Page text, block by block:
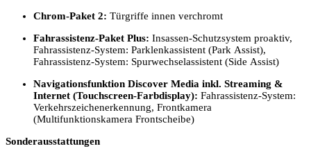
Chrom-Paket 2: Türgriffe innen verchromt
Fahrassistenz-Paket Plus: Insassen-Schutzsystem proaktiv,
Fahrassistenz-System: Parklenkassistent (Park Assist),
Fahrassistenz-System: Spurwechselassistent (Side Assist)
Navigationsfunktion Discover Media inkl. Streaming &
Internet (Touchscreen-Farbdisplay): Fahrassistenz-System:
Verkehrszeichenerkennung, Frontkamera
(Multifunktionskamera Frontscheibe)
Sonderausstattungen